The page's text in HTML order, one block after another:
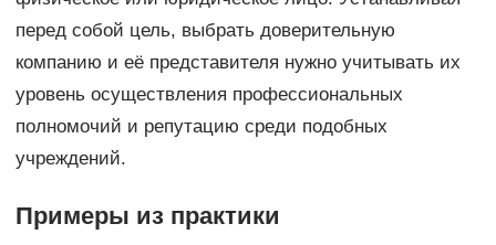
перед собой цель, выбрать доверительную
компанию и её представителя нужно учитывать их
уровень осуществления профессиональных
полномочий и репутацию среди подобных
учреждений.
Примеры из практики